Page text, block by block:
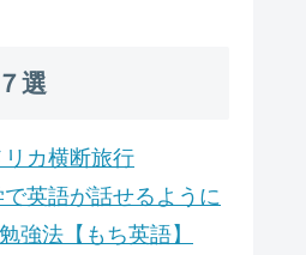
選
カ横断旅行
英語が話せるように
強法【もち英語】